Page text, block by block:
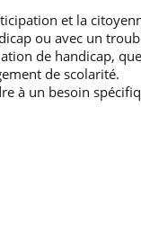
et la
ou avec un
de handicap,
de scolarité.
à un besoin